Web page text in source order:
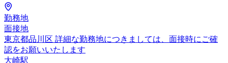
勤務地
面接地
東京都品川区 詳細な勤務地につきましては、面接時にご確
認をお願いいたします
大崎駅